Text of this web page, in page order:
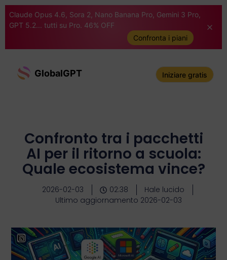
Claude Opus 4.6, Sora 2, Nano Banana Pro, Gemini 3 Pro,
GPT 5.2... tutti su Pro. 46% OFF
Confronta i piani
GlobalGPT Iniziare gratis
Confronto tra i pacchetti
AI per il ritorno a scuola:
Quale ecosistema vince?
2026-02-03 02:38
Hale lucido
Ultimo aggiornamento 2026-02-03